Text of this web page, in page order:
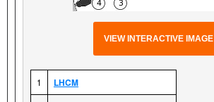
VIEW INTERACTIVE IMAGE
1 LHCM